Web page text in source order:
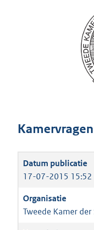
17-07-2015 15:52
Tweede Kamer